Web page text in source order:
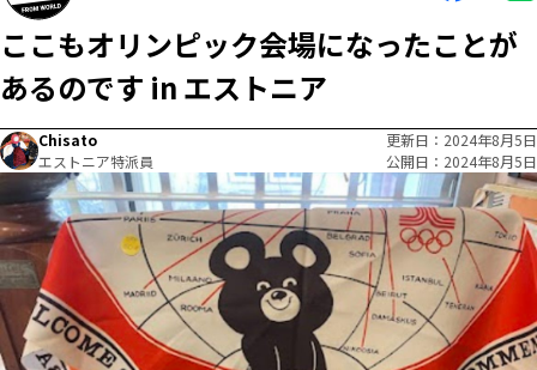
ここもオリンピック会場になったことが
あるのです in エストニア
Chisato
エストニア特派員
更新日
2024年8月5日
公開日
2024年8月5日